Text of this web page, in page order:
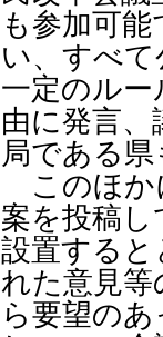
も参加可
い、すべ
一定のル
由に発言
局である
このほか
案を投稿し
設置する
れた意見等
ら要望の